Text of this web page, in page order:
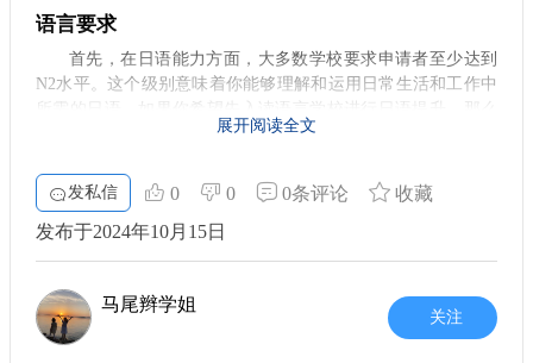
语言要求
首先，在日语能力方面，大多数学校要求申请者至少达到
N2水平。这个级别意味着你能够理解和运用日常生活和工作中
至少需要提供150小时以上的学习证明。这样，你能在冈山、福
英语成绩
除了日语，英语水平在申请中同样至关重要。许多日本大
学对英语能力的认可度很高，因此最好准备一个托福成绩。大
部分高校会将托福成绩视为国际标准，虽然一些学校也会接受
托业，但托福更为普遍。
展开阅读全文
发私信 0 0 0条评论
收藏
发布于2024年10月15日
马尾辫学姐
关注